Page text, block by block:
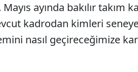
ayında bakılır takım
kadrodan kimleri
nasıl geçireceğimize